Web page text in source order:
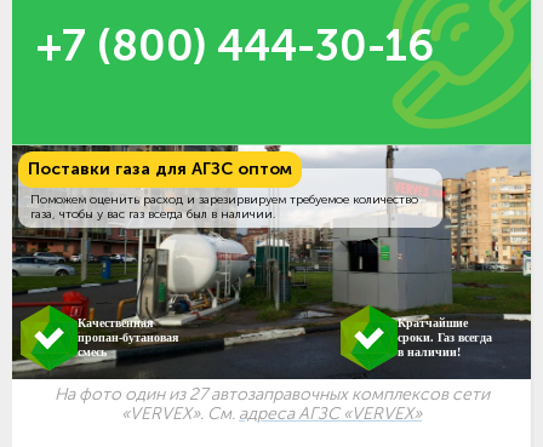
+7 (800) 444-30-16
Поставки газа для АГЗС оптом
Поможем оценить расход и зарезирвируем требуемое количество
газа, чтобы у вас газ всегда был в наличии.
Качественная
пропан-бутановая
смесь
Кратчайшие
сроки. Газ всегда
в наличии!
На фото один из 27 автозаправочных комплексов сети
«VERVEX». См. адреса АГЗС «VERVEX»